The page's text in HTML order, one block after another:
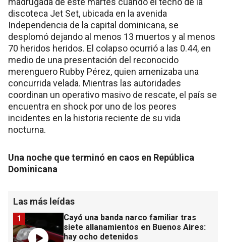
discoteca Jet Set, ubicada en la avenida
Independencia de la capital dominicana, se
desplomó dejando al menos 13 muertos y al menos
70 heridos heridos. El colapso ocurrió a las 0.44, en
medio de una presentación del reconocido
merenguero Rubby Pérez, quien amenizaba una
concurrida velada. Mientras las autoridades
coordinan un operativo masivo de rescate, el país se
encuentra en shock por uno de los peores
incidentes en la historia reciente de su vida
nocturna.
Una noche que terminó en caos en República
Dominicana
Las más leídas
Cayó una banda narco familiar tras
siete allanamientos en Buenos Aires:
hay ocho detenidos
1